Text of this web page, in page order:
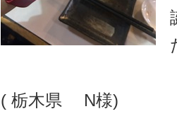
( 栃木県 N様)